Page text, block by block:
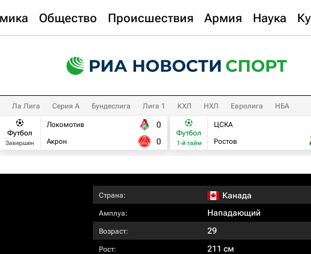
Общество Происшествия Армия Наука
Ла Лига Серия А Бундеслига Лига 1 КХЛ НХЛ Евролига НБА
Футбол
Завершен
Локомотив
Акрон
0
0
Футбол
1-й тайм
ЦСКА
Ростов
Страна: Канада
Амплуа: Нападающий
Возраст: 29
Рост: 211 см